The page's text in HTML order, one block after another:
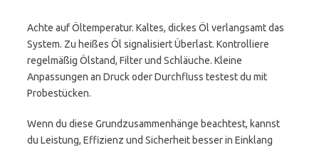
Achte auf Öltemperatur. Kaltes, dickes Öl verlangsamt das
System. Zu heißes Öl signalisiert Überlast. Kontrolliere
regelmäßig Ölstand, Filter und Schläuche. Kleine
Anpassungen an Druck oder Durchfluss testest du mit
Probestücken.
Wenn du diese Grundzusammenhänge beachtest, kannst
du Leistung, Effizienz und Sicherheit besser in Einklang